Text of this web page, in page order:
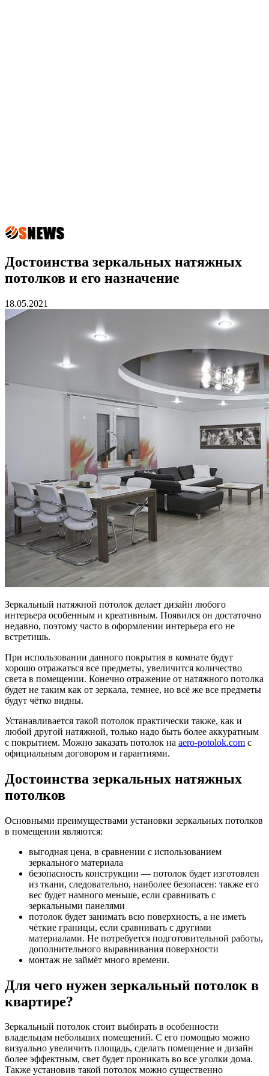
Достоинства зеркальных натяжных
потолков и его назначение
18.05.2021
Зеркальный натяжной потолок делает дизайн любого
интерьера особенным и креативным. Появился он достаточно
недавно, поэтому часто в оформлении интерьера его не
встретишь.
При использовании данного покрытия в комнате будут
хорошо отражаться все предметы, увеличится количество
света в помещении. Конечно отражение от натяжного потолка
будет не таким как от зеркала, темнее, но всё же все предметы
будут чётко видны.
Устанавливается такой потолок практически также, как и
любой другой натяжной, только надо быть более аккуратным
с покрытием. Можно заказать потолок на aero-potolok.com с
официальным договором и гарантиями.
Достоинства зеркальных натяжных
потолков
Основными преимуществами установки зеркальных потолков
в помещении являются:
выгодная цена, в сравнении с использованием
зеркального материала
безопасность конструкции — потолок будет изготовлен
из ткани, следовательно, наиболее безопасен: также его
вес будет намного меньше, если сравнивать с
зеркальными панелями
потолок будет занимать всю поверхность, а не иметь
чёткие границы, если сравнивать с другими
материалами. Не потребуется подготовительной работы,
дополнительного выравнивания поверхности
монтаж не займёт много времени.
Для чего нужен зеркальный потолок в
квартире?
Зеркальный потолок стоит выбирать в особенности
владельцам небольших помещений. С его помощью можно
визуально увеличить площадь, сделать помещение и дизайн
более эффектным, свет будет проникать во все уголки дома.
Также установив такой потолок можно существенно